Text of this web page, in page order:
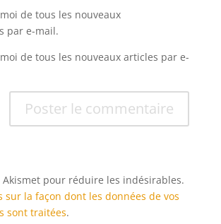
de tous les nouveaux
par e-mail.
de tous les nouveaux articles par e-
Akismet pour réduire les indésirables.
sur la façon dont les données de vos
sont traitées.